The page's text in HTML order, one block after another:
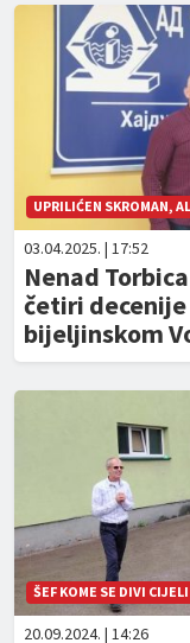
UPRILIĆEN SKROMAN,
03.04.2025. | 17:52
Nenad
četiri
bijeljinskom
ŠEF KOME SE DIVI
20.09.2024. | 14:26